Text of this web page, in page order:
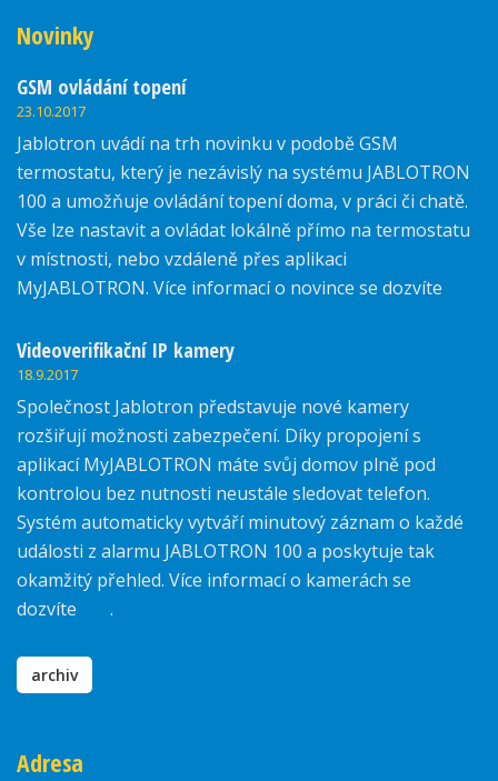
Novinky
GSM ovládání topení
23.10.2017
Jablotron uvádí na trh novinku v podobě GSM
termostatu, který je nezávislý na systému JABLOTRON
100 a umožňuje ovládání topení doma, v práci či chatě.
Vše lze nastavit a ovládat lokálně přímo na termostatu
v místnosti, nebo vzdáleně přes aplikaci
MyJABLOTRON. Více informací o novince se dozvíte
Videoverifikační IP kamery
18.9.2017
Společnost Jablotron představuje nové kamery
rozšiřují možnosti zabezpečení. Díky propojení s
aplikací MyJABLOTRON máte svůj domov plně pod
kontrolou bez nutnosti neustále sledovat telefon.
Systém automaticky vytváří minutový záznam o každé
události z alarmu JABLOTRON 100 a poskytuje tak
okamžitý přehled. Více informací o kamerách se
dozvíte
.
archiv
Adresa